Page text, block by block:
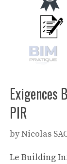
Exigences
PIR
byNicolas
Le Building